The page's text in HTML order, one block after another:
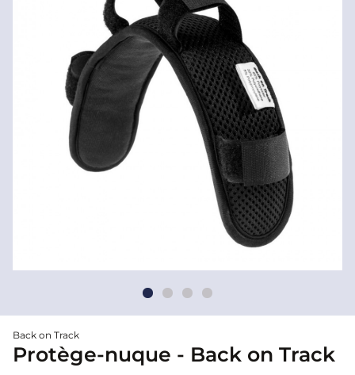
Back on Track
Protège-nuque - Back on Track